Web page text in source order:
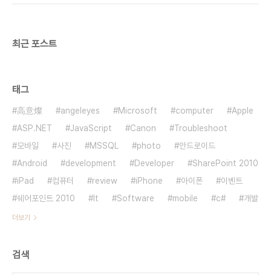
최근 포스트
태그
高意燦 angeleyes Microsoft computer
Apple
ASP.NET
JavaScript Canon
Troubleshoot
모바일
사진 MSSQL photo
안드로이드
Android
development Developer
SharePoint 2010
iPad
컴퓨터 review iPhone 아이폰
이벤트
쉐어포인트 2010
It Software mobile c# 개발
더보기
검색